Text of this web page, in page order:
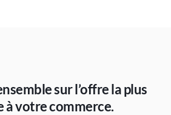
sur l’offre la plus
à votre commerce.